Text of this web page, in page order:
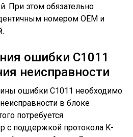
При этом обязательно
номером OEM и
ошибки С1011
неисправности
ошибки С1011 необходимо
в блоке
потребуется
с поддержкой протокола K-